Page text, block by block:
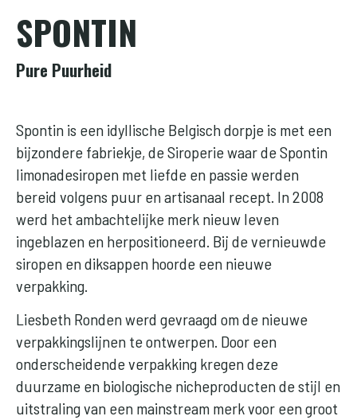
SPONTIN
Pure Puurheid
Spontin is een idyllische Belgisch dorpje is met een
bijzondere fabriekje, de Siroperie waar de Spontin
limonadesiropen met liefde en passie werden
bereid volgens puur en artisanaal recept. In 2008
werd het ambachtelijke merk nieuw leven
ingeblazen en herpositioneerd. Bij de vernieuwde
siropen en diksappen hoorde een nieuwe
verpakking.
Liesbeth Ronden werd gevraagd om de nieuwe
verpakkingslijnen te ontwerpen. Door een
onderscheidende verpakking kregen deze
duurzame en biologische nicheproducten de stijl en
uitstraling van een mainstream merk voor een groot